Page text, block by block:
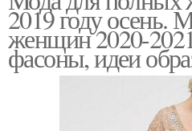
2019 году осень.
женщин 2020-
фасоны, идеи